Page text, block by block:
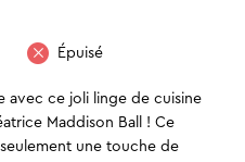
Épuisé
avec ce joli linge de cuisine
Maddison Ball ! Ce
une touche de